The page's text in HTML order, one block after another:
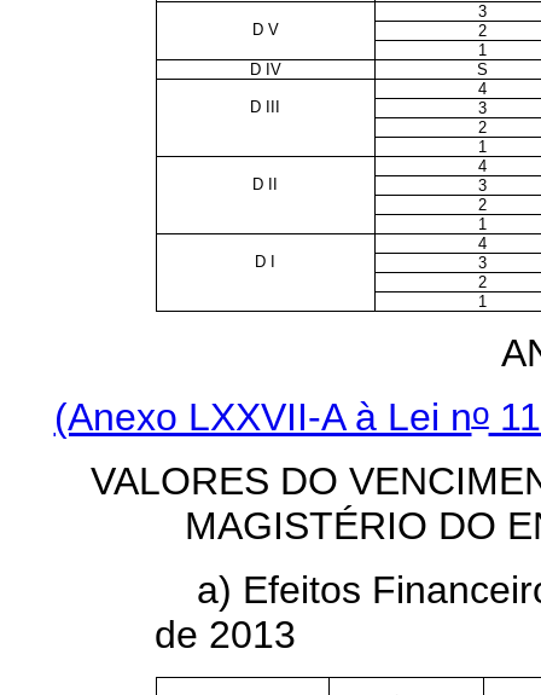
3
D V
2
1
D IV
S
4
D III
3
2
1
4
D II
3
2
1
4
D I
3
2
1
(Anexo LXXVII-A à Lei no
VALORES DO
MAGISTÉRIO DO
a) Efeitos
de 2013